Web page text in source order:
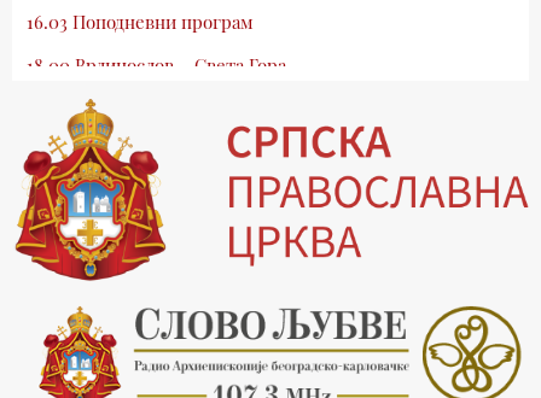
16.03 Поподневни програм
18.00 Врлинослов – Света Гора
19.03 Атлас памћења
19.30 Вечерње молитве
20.00 Вести из Цркве
20.15 Реч архијереја
20.30 Млади у Цркви
21.03 Гугл пита
22.03 Црквена предавања и трибине